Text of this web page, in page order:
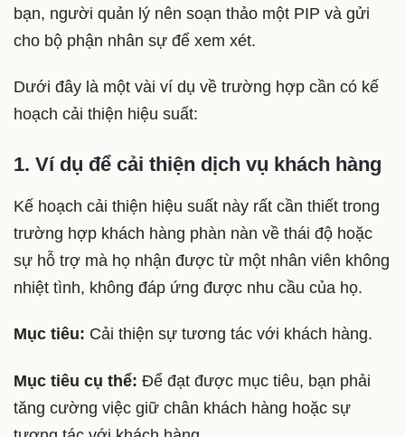
bạn, người quản lý nên soạn thảo một PIP và gửi
cho bộ phận nhân sự để xem xét.
Dưới đây là một vài ví dụ về trường hợp cần có kế
hoạch cải thiện hiệu suất:
1. Ví dụ để cải thiện dịch vụ khách hàng
Kế hoạch cải thiện hiệu suất này rất cần thiết trong
trường hợp khách hàng phàn nàn về thái độ hoặc
sự hỗ trợ mà họ nhận được từ một nhân viên không
nhiệt tình, không đáp ứng được nhu cầu của họ.
Mục tiêu: Cải thiện sự tương tác với khách hàng.
Mục tiêu cụ thể: Để đạt được mục tiêu, bạn phải
tăng cường việc giữ chân khách hàng hoặc sự